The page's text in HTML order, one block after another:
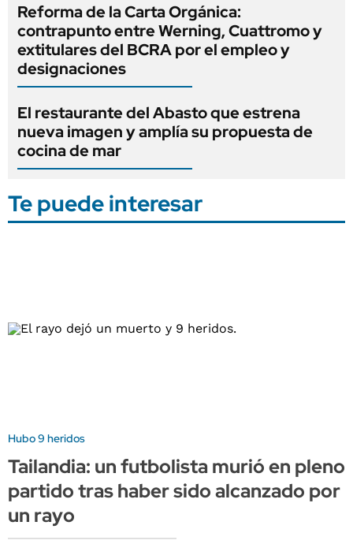
Reforma de la Carta Orgánica:
contrapunto entre Werning, Cuattromo y
extitulares del BCRA por el empleo y
designaciones
El restaurante del Abasto que estrena
nueva imagen y amplía su propuesta de
cocina de mar
Te puede interesar
Hubo 9 heridos
Tailandia: un futbolista murió en pleno
partido tras haber sido alcanzado por
un rayo